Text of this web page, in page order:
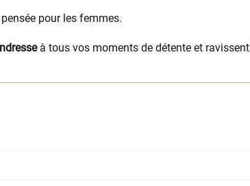
pour les femmes.
à tous vos moments de détente et ravissent